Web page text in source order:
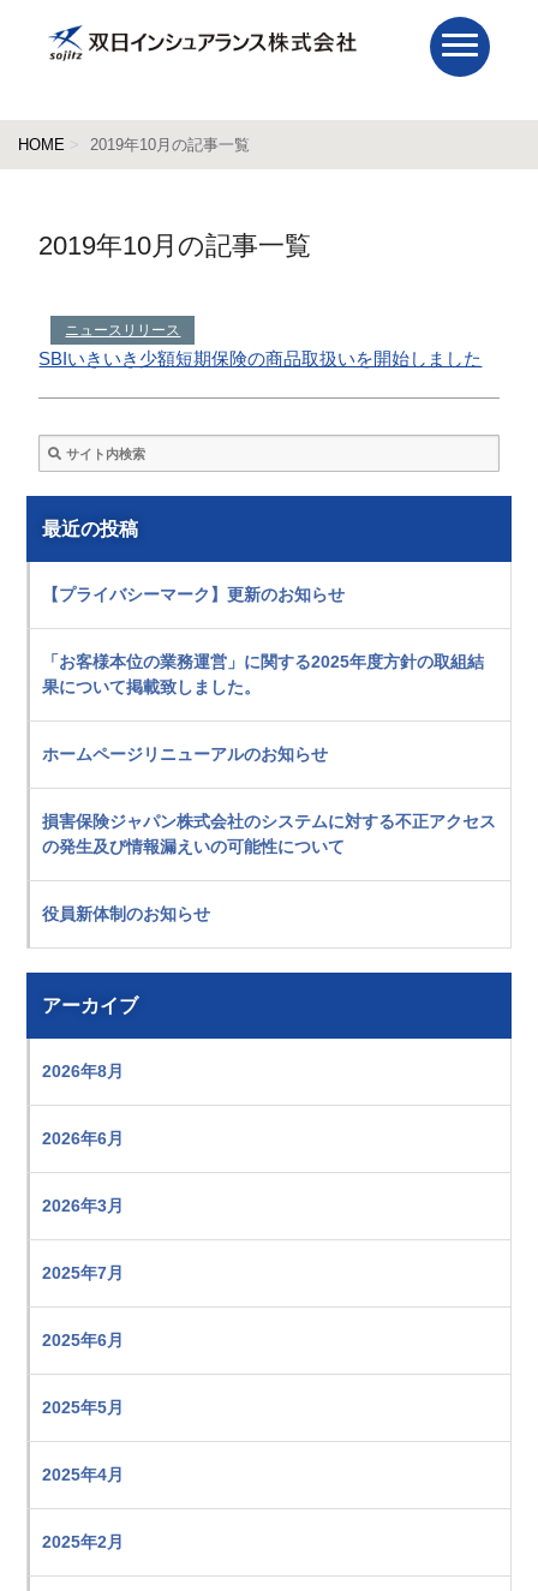
HOME 2019年10月の記事一覧
2019年10月の記事一覧
ニュースリリース
SBIいきいき少額短期保険の商品取扱いを開始しました
最近の投稿
【プライバシーマーク】更新のお知らせ
「お客様本位の業務運営」に関する2025年度方針の取組結
果について掲載致しました。
ホームページリニューアルのお知らせ
損害保険ジャパン株式会社のシステムに対する不正アクセス
の発生及び情報漏えいの可能性について
役員新体制のお知らせ
アーカイブ
2026年8月
2026年6月
2026年3月
2025年7月
2025年6月
2025年5月
2025年4月
2025年2月